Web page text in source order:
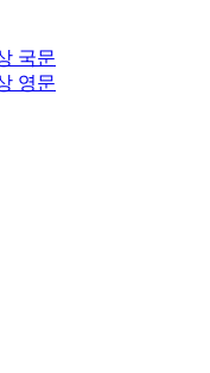
국문
영문